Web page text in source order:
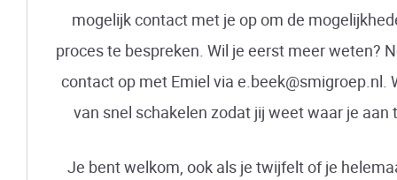
mogelijk contact met je op om de
proces te bespreken. Wil je eerst meer weten?
contact op met Emiel via e.beek@smigroep.nl.
van snel schakelen zodat jij weet waar je aan
Je bent welkom, ook als je twijfelt of je